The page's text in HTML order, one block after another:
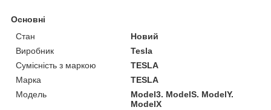
Основні
Стан
Новий
Виробник
Tesla
Сумісність з маркою
TESLA
Марка
TESLA
Модель
Model3. ModelS. ModelY.
ModelX